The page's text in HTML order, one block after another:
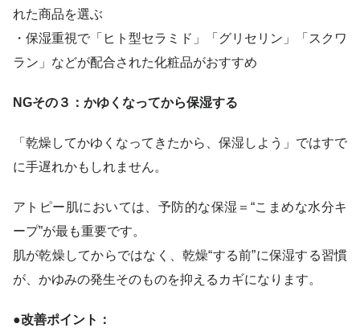
れた商品を選ぶ
・保湿重視で「ヒト型セラミド」「グリセリン」「スクワ
ラン」などが配合された化粧品がおすすめ
NGその３：かゆくなってから保湿する
「乾燥してかゆくなってきたから、保湿しよう」ではすで
に手遅れかもしれません。
アトピー肌においては、予防的な保湿＝“こまめな水分キ
ープ”が最も重要です。
肌が乾燥してからではなく、乾燥“する前”に保湿する習慣
が、かゆみの発生そのものを抑えるカギになります。
●改善ポイント：